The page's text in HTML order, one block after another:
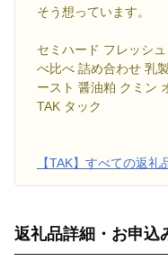
そう想っています。
セミハード フレッシ
べ比べ 詰め合わせ 乳
ースト 醤油粕 クミン
TAK タック
【TAK】すべての返礼
返礼品詳細・お申込